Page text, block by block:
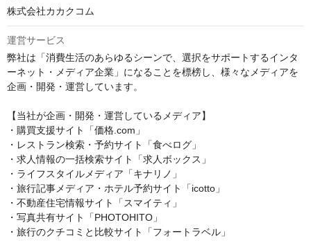
株式会社カカクコム
運営サービス
弊社は「消費生活のあらゆるシーンで、選択をサポートするインタ
ーネット・メディア企業」になることを標榜し、様々なメディアを
企画・開発・運営しています。
【当社が企画・開発・運営しているメディア】
・購買支援サイト「価格.com」
・レストラン検索・予約サイト「食べログ」
・求人情報の一括検索サイト「求人ボックス」
・ライフスタイルメディア「キナリノ」
・旅行記事メディア・ホテル予約サイト「icotto」
・不動産住宅情報サイト「スマイティ」
・写真共有サイト「PHOTOHITO」
・旅行のクチコミと比較サイト「フォートラベル」